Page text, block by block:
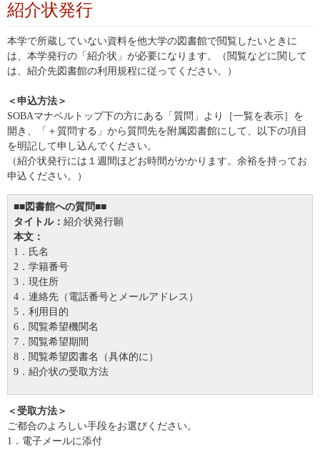
紹介状発行
本学で所蔵していない資料を他大学の図書館で閲覧したいときに
は、本学発行の「紹介状」が必要になります。（閲覧などに関して
は、紹介先図書館の利用規程に従ってください。）
＜申込方法＞
SOBAマナベルトップ下の方にある「質問」より［一覧を表示］を
開き、「＋質問する」から質問先を附属図書館にして、以下の項目
を明記して申し込んでください。
（紹介状発行には１週間ほどお時間がかかります。余裕を持ってお
申込ください。）
■■図書館への質問■■
タイトル： 紹介状発行願
本文：
1．氏名
2．学籍番号
3．現住所
4．連絡先（電話番号とメールアドレス）
5．利用目的
6．閲覧希望機関名
7．閲覧希望期間
8．閲覧希望図書名（具体的に）
9．紹介状の受取方法
＜受取方法＞
ご都合のよろしい手段をお選びください。
1．電子メールに添付